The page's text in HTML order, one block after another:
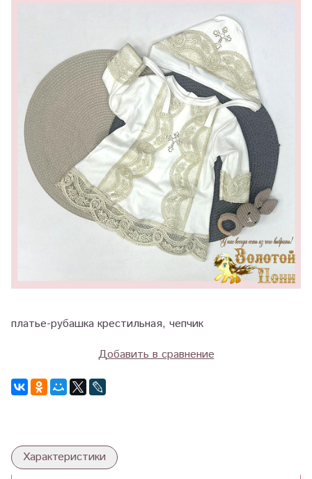
платье-рубашка крестильная, чепчик
Добавить в сравнение
Характеристики